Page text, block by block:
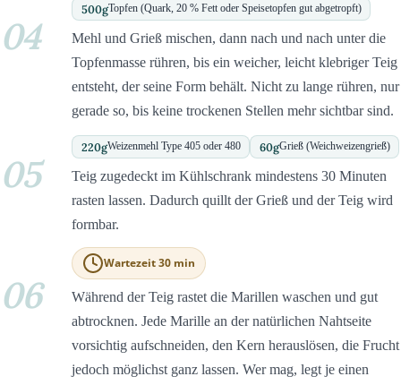
500gTopfen (Quark, 20 % Fett oder Speisetopfen gut abgetropft)
04
Mehl und Grieß mischen, dann nach und nach unter die
Topfenmasse rühren, bis ein weicher, leicht klebriger Teig
entsteht, der seine Form behält. Nicht zu lange rühren, nur
gerade so, bis keine trockenen Stellen mehr sichtbar sind.
220gWeizenmehl Type 405 oder 480 60gGrieß (Weichweizengrieß)
05
Teig zugedeckt im Kühlschrank mindestens 30 Minuten
rasten lassen. Dadurch quillt der Grieß und der Teig wird
formbar.
Wartezeit 30 min
06
Während der Teig rastet die Marillen waschen und gut
abtrocknen. Jede Marille an der natürlichen Nahtseite
vorsichtig aufschneiden, den Kern herauslösen, die Frucht
jedoch möglichst ganz lassen. Wer mag, legt je einen